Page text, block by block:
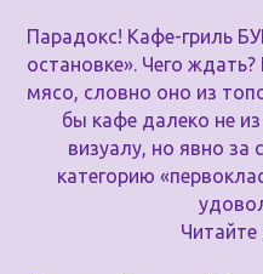
Парадокс! Кафе-гриль
остановке». Чего
мясо, словно оно из
бы кафе далеко не
визуалу, но явно
категорию
Читайте